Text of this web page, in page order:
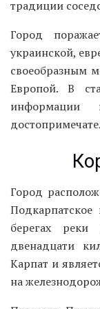
традиции
Город
украинской,
своеобразным
Европой. В
Город
берегах
двенадцати
Карпат и
на